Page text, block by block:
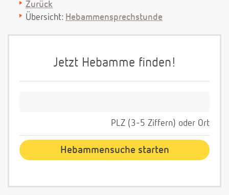
Zurück
Übersicht: Hebammensprechstunde
Jetzt Hebamme finden!
PLZ (3-5 Ziffern) oder Ort